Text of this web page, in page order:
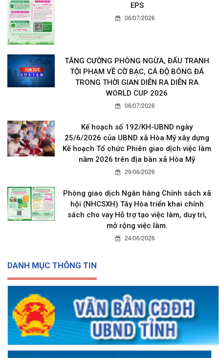
EPS
06/07/2026
TĂNG CƯỜNG PHÒNG NGỪA, ĐẤU TRANH
TỘI PHẠM VỀ CỜ BẠC, CÁ ĐỘ BÓNG ĐÁ
TRONG THỜI GIAN DIỄN RA DIỄN RA
WORLD CUP 2026
06/07/2026
Kế hoạch số 192/KH-UBND ngày
25/6/2026 của UBND xã Hòa Mỹ xây dựng
Kế hoạch Tổ chức Phiên giao dịch việc làm
năm 2026 trên địa bàn xã Hòa Mỹ
29/06/2026
Phòng giao dịch Ngân hàng Chính sách xã
hội (NHCSXH) Tây Hòa triển khai chính
sách cho vay Hỗ trợ tạo việc làm, duy trì,
mở rộng việc làm.
24/06/2026
DANH MỤC THÔNG TIN